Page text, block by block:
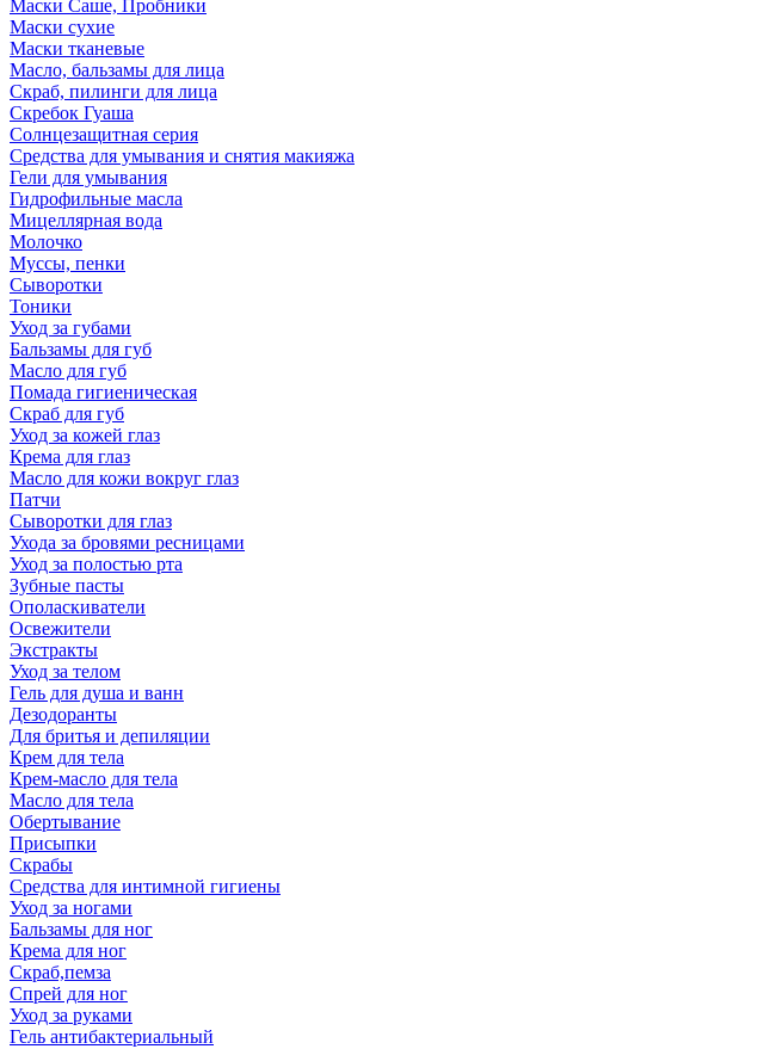
Маски Саше, Пробники
Маски сухие
Маски тканевые
Масло, бальзамы для лица
Скраб, пилинги для лица
Скребок Гуаша
Солнцезащитная серия
Средства для умывания и снятия макияжа
Гели для умывания
Гидрофильные масла
Мицеллярная вода
Молочко
Муссы, пенки
Сыворотки
Тоники
Уход за губами
Бальзамы для губ
Масло для губ
Помада гигиеническая
Скраб для губ
Уход за кожей глаз
Крема для глаз
Масло для кожи вокруг глаз
Патчи
Сыворотки для глаз
Ухода за бровями ресницами
Уход за полостью рта
Зубные пасты
Ополаскиватели
Освежители
Экстракты
Уход за телом
Гель для душа и ванн
Дезодоранты
Для бритья и депиляции
Крем для тела
Крем-масло для тела
Масло для тела
Обертывание
Присыпки
Скрабы
Средства для интимной гигиены
Уход за ногами
Бальзамы для ног
Крема для ног
Скраб,пемза
Спрей для ног
Уход за руками
Гель антибактериальный